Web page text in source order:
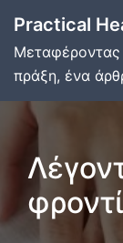
content
Practical
Μεταφέροντας
πράξη, ένα